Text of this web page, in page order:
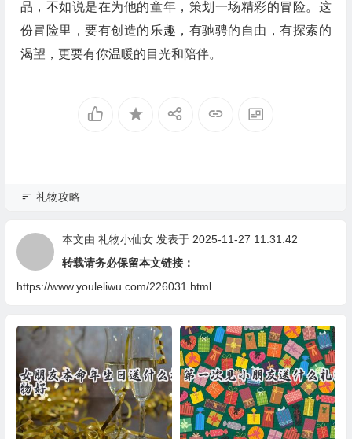
品，不如说是在为他的童年，策划一场精彩的冒险。这
份冒险里，要有创造的乐趣，有驰骋的自由，有探索的
渴望，更要有你温暖的目光和陪伴。
礼物攻略
本文由 礼物小仙女发表于 2025-11-27 11:31:42
转载请务必保留本文链接：
https://www.youleliwu.com/226031.html